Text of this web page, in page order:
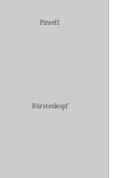
Pinsel1
Bürstenkopf